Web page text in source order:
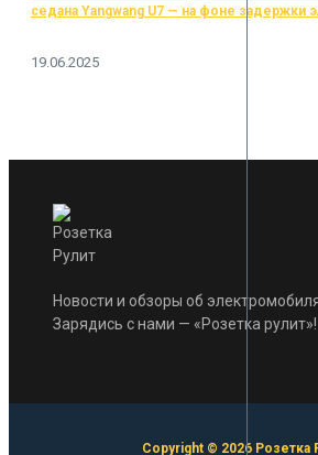
седана Yangwang U7 — на фоне задержки
19.06.2025
Новости и обзоры об
Зарядись с нами — «Розетка рулит»!
Copyright © 2026 Розетка